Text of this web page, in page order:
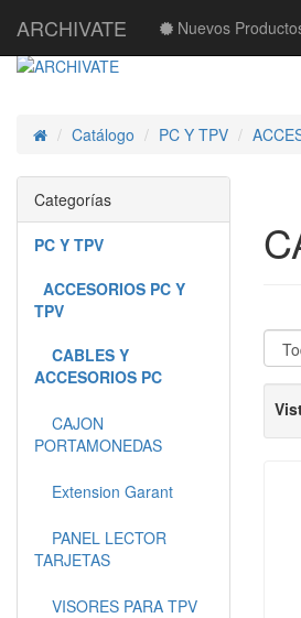
ARCHIVATE Nuevos
InicioCatálogo PC Y TPV
Categorías
PC Y TPV
ACCESORIOS PC Y
TPV
CABLES Y
ACCESORIOS PC
CAJON
PORTAMONEDAS
Extension Garant
PANEL LECTOR
TARJETAS
VISORES PARA TPV